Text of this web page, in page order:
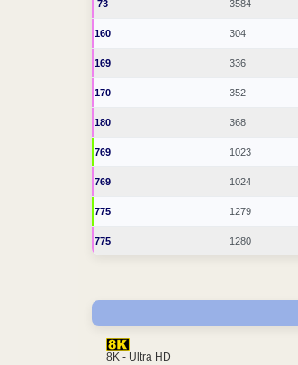
73 3584
160 304
169 336
170 352
180 368
769 1023
769 1024
775 1279
775 1280
8K - Ultra HD